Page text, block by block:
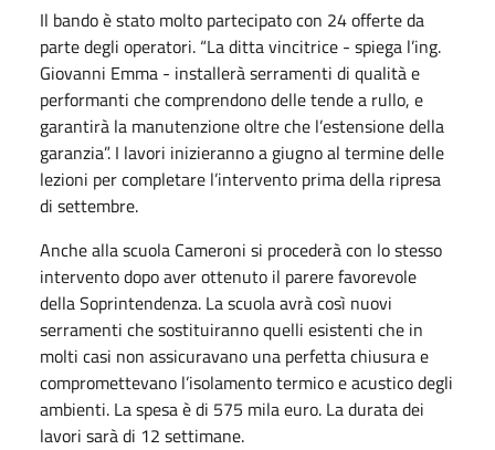
Il bando è stato molto partecipato con 24 offerte da
parte degli operatori. “La ditta vincitrice - spiega l’ing.
Giovanni Emma - installerà serramenti di qualità e
performanti che comprendono delle tende a rullo, e
garantirà la manutenzione oltre che l’estensione della
garanzia”. I lavori inizieranno a giugno al termine delle
lezioni per completare l’intervento prima della ripresa
di settembre.
Anche alla scuola Cameroni si procederà con lo stesso
intervento dopo aver ottenuto il parere favorevole
della Soprintendenza. La scuola avrà così nuovi
serramenti che sostituiranno quelli esistenti che in
molti casi non assicuravano una perfetta chiusura e
compromettevano l’isolamento termico e acustico degli
ambienti. La spesa è di 575 mila euro. La durata dei
lavori sarà di 12 settimane.